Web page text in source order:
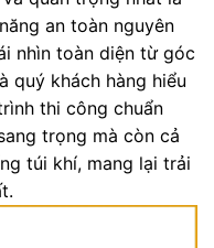
an toàn nguyên
nhìn toàn diện từ góc
quý khách hàng hiểu
thi công chuẩn
trọng mà còn cả
túi khí, mang lại trải